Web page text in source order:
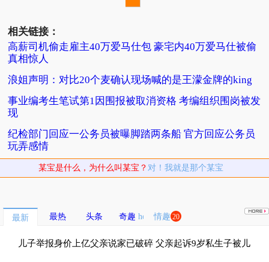
相关链接：
高薪司机偷走雇主40万爱马仕包 豪宅内40万爱马仕被偷
真相惊人
浪姐声明：对比20个麦确认现场喊的是王濛金牌的king
事业编考生笔试第1因围报被取消资格 考编组织围岗被发
现
纪检部门回应一公务员被曝脚踏两条船 官方回应公务员
玩弄感情
某宝是什么，为什么叫某宝？ 对！我就是那个某宝
最新 最热 头条 奇趣 情趣 20
儿子举报身价上亿父亲说家已破碎 父亲起诉9岁私生子被儿